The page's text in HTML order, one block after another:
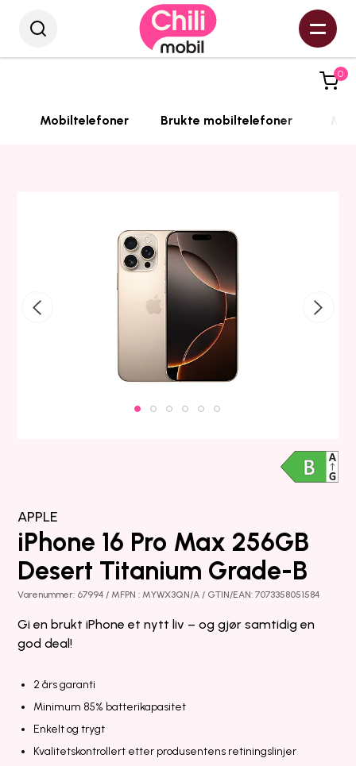
0
Mobiltelefoner Brukte mobiltelefoner
APPLE
iPhone 16 Pro Max 256GB
Desert Titanium Grade-B
Varenummer: 67994 / MFPN : MYWX3QN/A / GTIN/EAN: 7073358051584
Gi en brukt iPhone et nytt liv – og gjør samtidig en
god deal!
2 års garanti
Minimum 85% batterikapasitet
Enkelt og trygt
Kvalitetskontrollert etter produsentens retiningslinjer